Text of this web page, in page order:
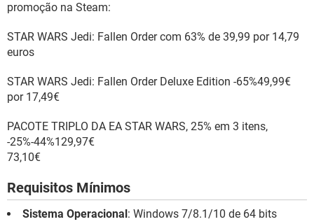
promoção na Steam:
STAR WARS Jedi: Fallen Order com 63% de 39,99 por 14,79
euros
STAR WARS Jedi: Fallen Order Deluxe Edition -65%49,99€
por 17,49€
PACOTE TRIPLO DA EA STAR WARS, 25% em 3 itens,
-25%-44%129,97€
73,10€
Requisitos Mínimos
Sistema Operacional: Windows 7/8.1/10 de 64 bits